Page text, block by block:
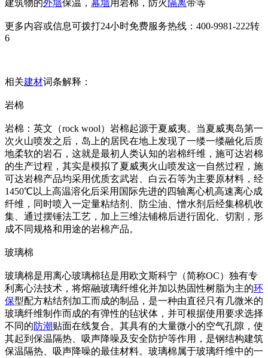
建筑物的外墙保温， 幕墙用岩棉，防火 隔离带等
更多内容或信息可拨打24小时免费服务热线：400-9981-222转
6
相关建材词条解释：
岩棉
岩棉：英文（rock wool）岩棉起源于夏威夷。当夏威夷岛第一
次火山喷发之后，岛上的居民在地上发现了一缕一缕融化后质
地柔软的岩石，这就是最初人类认知的岩棉纤维，施可达岩棉
的生产过程，其实是模拟了夏威夷火山喷发这一自然过程，施
可达岩棉产品均采用优质玄武岩、白云石等为主要原材料，经
1450℃以上高温溶化后采用国际先进的四轴离心机高速离心成
纤维，同时喷入一定量粘结剂、防尘油、憎水剂后经集棉机收
集、通过摆锤法工艺，加上三维法铺棉后进行固化、切割，形
成不同规格和用途的岩棉产品。
玻璃棉
玻璃棉是用离心玻璃棉毡是用欧文斯科宁（简称OC）独有专
利离心法技术，将熔融玻璃纤维化并加以热固性树脂为主的环
保型配方粘结剂加工而成的制品，是一种由直径只有几微米的
玻璃纤维制作而成的有弹性的毡状体，并可根据使用要求选择
不同的防潮贴面在线复合。其具有的大量微小的空气孔隙，使
其起到保温隔热、吸声降噪及安全防护等作用，是钢结构建筑
保温隔热、吸声降噪的最佳材料。玻璃棉属于玻璃纤维中的一